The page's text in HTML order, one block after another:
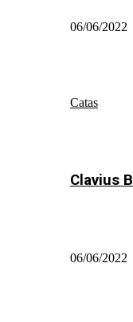
06/06/2022
Catas
Clavius
06/06/2022